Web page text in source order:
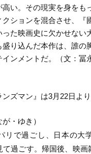
い。その現実を身をも
クションを混合させ、『
た映画史に欠かせない
り込んだ本作は、誰の
ンメントだ。（文：冨
ンズマン』は3月22日よ
・ゆき）
リで過ごし、日本の大
て過ごす。帰国後、映画